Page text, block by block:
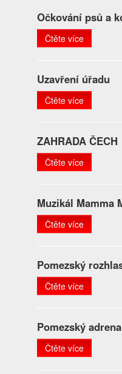
Očkování psů a
Čtěte více
Uzavření úřadu
Čtěte více
ZAHRADA ČECH
Čtěte více
Muzikál Mamma
Čtěte více
Pomezský
Čtěte více
Pomezský
Čtěte více